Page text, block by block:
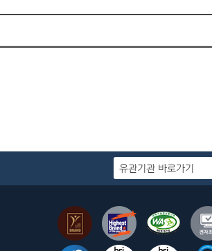
유관기관 바로가기